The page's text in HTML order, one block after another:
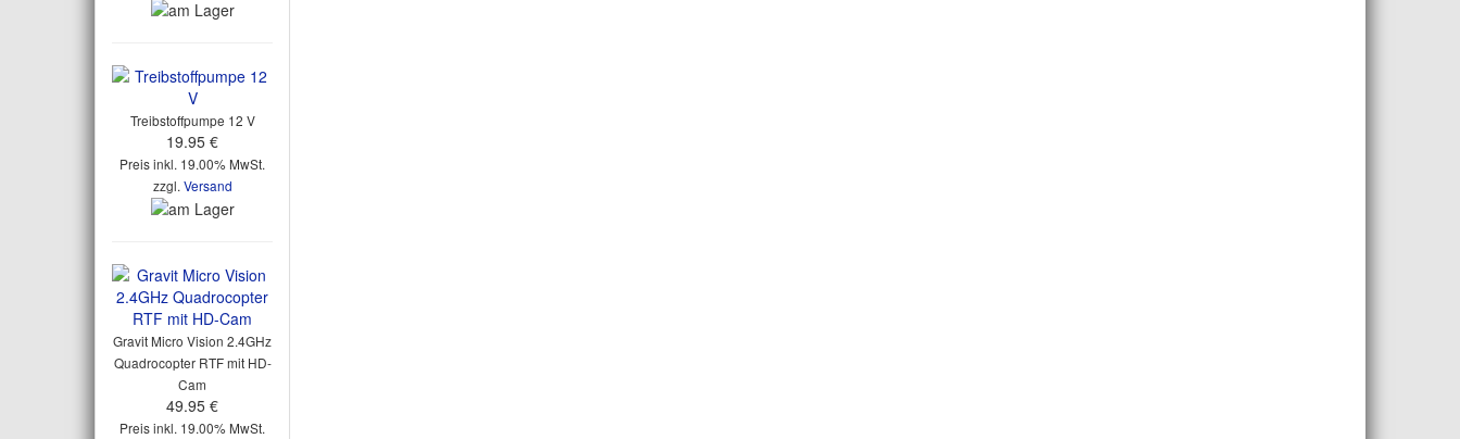
Treibstoffpumpe 12 V
19.95 €
Preis inkl. 19.00% MwSt.
zzgl. Versand
Gravit Micro Vision 2.4GHz
Quadrocopter RTF mit HD-
Cam
49.95 €
Preis inkl. 19.00% MwSt.